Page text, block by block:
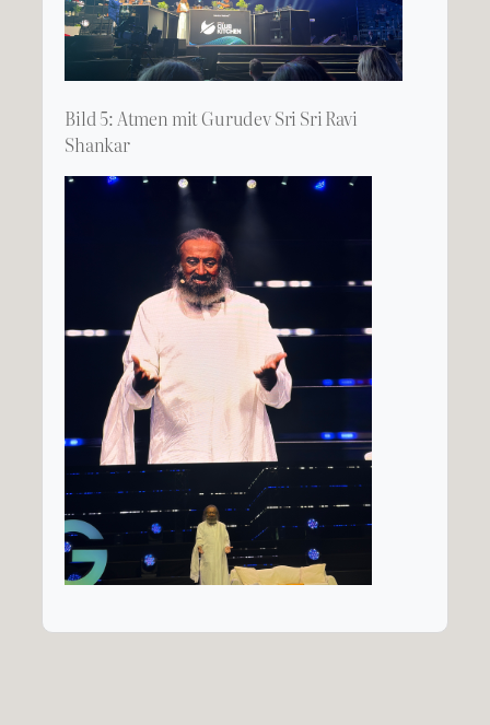
Bild 5: Atmen mit Gurudev Sri Sri Ravi
Shankar